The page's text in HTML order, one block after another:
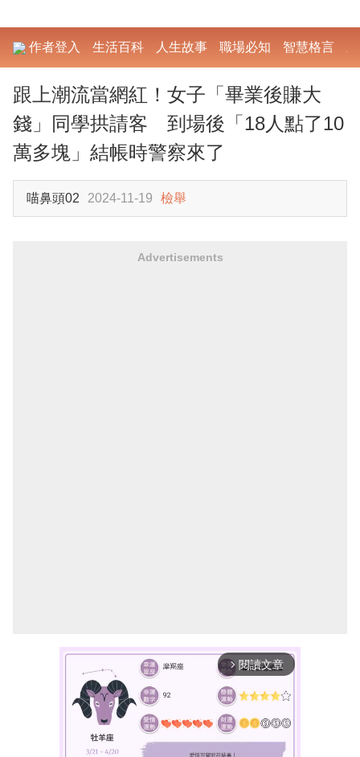
作者登入 生活百科 人生故事 職場必知 智慧格言
跟上潮流當網紅！女子「畢業後賺大
錢」同學拱請客 到場後「18人點了10
萬多塊」結帳時警察來了
喵鼻頭02 2024-11-19 檢舉
Advertisements
arrow_forward_ios 閱讀文章